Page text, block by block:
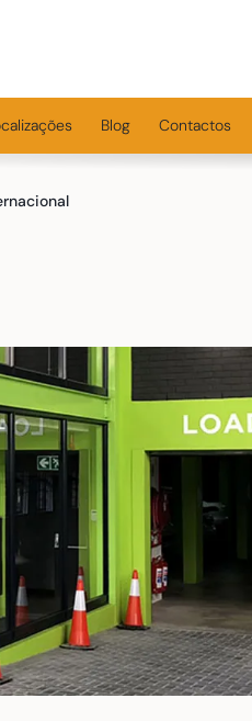
Blog Contactos